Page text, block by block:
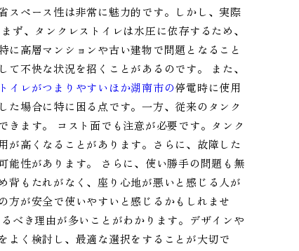
スペース性は非常に魅力的です。しかし、実際
ず、タンクレストイレは水圧に依存するため、
高層マンションや古い建物で問題となること
不快な状況を招くことがあるのです。 また、
トイレがつまりやすいほか湖南市の停電時に使用
た場合に特に困る点です。一方、従来のタンク
ます。 コスト面でも注意が必要です。タンク
が高くなることがあります。さらに、故障した
能性があります。 さらに、使い勝手の問題も無
背もたれがなく、座り心地が悪いと感じる人が
方が安全で使いやすいと感じるかもしれませ
べき理由が多いことがわかります。デザインや
よく検討し、最適な選択をすることが大切で